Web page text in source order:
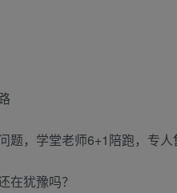
，学堂老师6+1陪跑，专人
在犹豫吗？